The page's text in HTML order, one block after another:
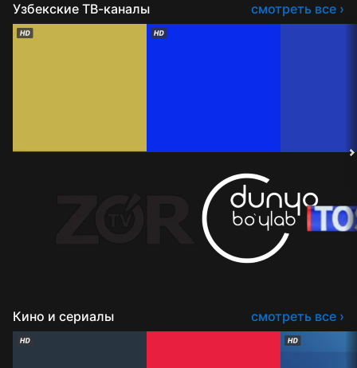
Узбекские ТВ-каналы смотреть все ›
Кино и сериалы смотреть все ›